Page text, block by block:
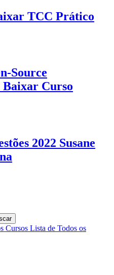
TCC Prático
Source
Curso
2022 Susane
Cursos Lista de Todos os